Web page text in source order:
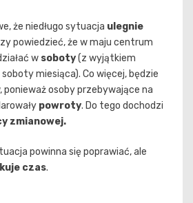
że niedługo sytuacja ulegnie
powiedzieć, że w maju centrum
w soboty(z wyjątkiem
miesiąca). Co więcej, będzie
ponieważ osoby przebywające na
powroty. Do tego dochodzi
zmianowej.
powinna się poprawiać, ale
czas.